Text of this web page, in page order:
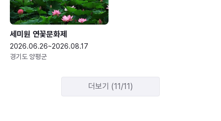
세미원 연꽃문화제
2026.06.26~2026.08.17
경기도 양평군
더보기 (11/11)